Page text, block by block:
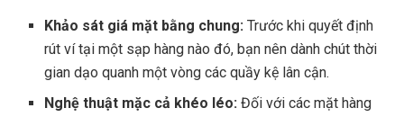
Khảo sát giá mặt bằng chung: Trước khi quyết định
rút ví tại một sạp hàng nào đó, bạn nên dành chút thời
gian dạo quanh một vòng các quầy kệ lân cận.
Nghệ thuật mặc cả khéo léo: Đối với các mặt hàng